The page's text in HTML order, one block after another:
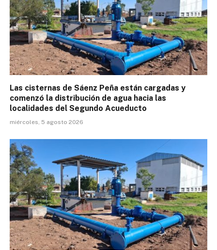
Las cisternas de Sáenz Peña están cargadas y
comenzó la distribución de agua hacia las
localidades del Segundo Acueducto
miércoles, 5 agosto 2026